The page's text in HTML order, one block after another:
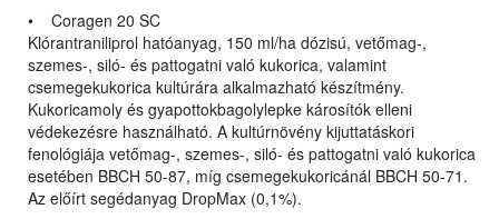
• Coragen 20 SC
Klórantraniliprol hatóanyag, 150 ml/ha dózisú, vetőmag-,
szemes-, siló- és pattogatni való kukorica, valamint
csemegekukorica kultúrára alkalmazható készítmény.
Kukoricamoly és gyapottokbagolylepke károsítók elleni
védekezésre használható. A kultúrnövény kijuttatáskori
fenológiája vetőmag-, szemes-, siló- és pattogatni való kukorica
esetében BBCH 50-87, míg csemegekukoricánál BBCH 50-71.
Az előírt segédanyag DropMax (0,1%).